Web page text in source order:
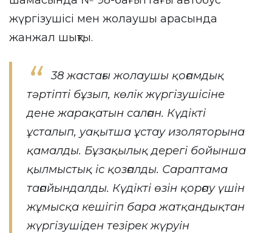
жүргізушісі мен жолаушы арасында
жанжал шықты.
38 жастағы жолаушы қоғамдық
тәртіпті бұзып, көлік жүргізушісіне
дене жарақатын салған. Күдікті
ұсталып, уақытша ұстау изоляторына
қамалды. Бұзақылық дерегі бойынша
қылмыстық іс қозғалды. Сараптама
тағайындалды. Күдікті өзін қорғау үшін
жұмысқа кешігіп бара жатқандықтан
жүргізушіден тезірек жүруін